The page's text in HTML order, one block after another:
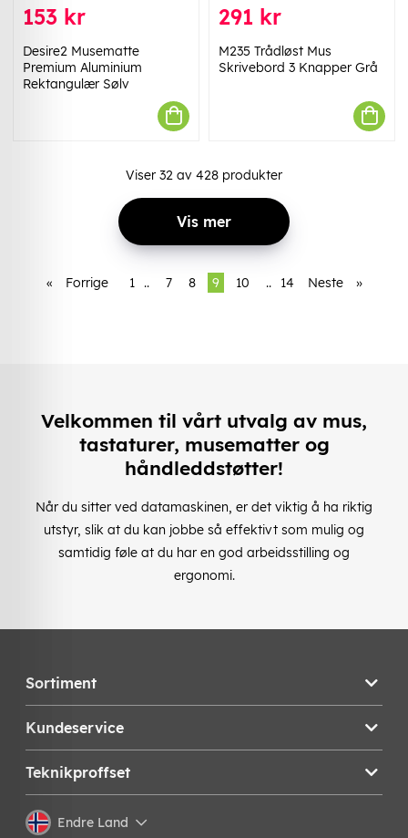
153 kr
Desire2 Musematte
Premium Aluminium
Rektangulær Sølv
291 kr
M235 Trådløst Mus
Skrivebord 3 Knapper Grå
Viser 32 av 428 produkter
Vis mer
« Forrige 1 .. 7 8 9 10 .. 14 Neste »
Velkommen til vårt utvalg av mus,
tastaturer, musematter og
håndleddstøtter!
Når du sitter ved datamaskinen, er det viktig å ha riktig
utstyr, slik at du kan jobbe så effektivt som mulig og
samtidig føle at du har en god arbeidsstilling og
ergonomi.
Sortiment
Kundeservice
Teknikproffset
Endre Land